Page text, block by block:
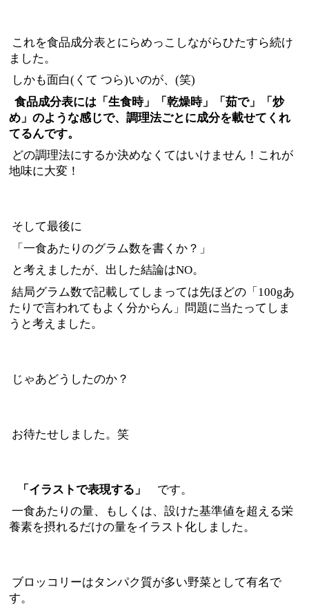
これを食品成分表とにらめっこしながらひたすら続け
ました。
しかも面白(くて つら)いのが、(笑)
食品成分表には「生食時」「乾燥時」「茹で」「炒
め」のような感じで、調理法ごとに成分を載せてくれ
てるんです。
どの調理法にするか決めなくてはいけません！これが
地味に大変！
そして最後に
「一食あたりのグラム数を書くか？」
と考えましたが、出した結論はNO。
結局グラム数で記載してしまっては先ほどの「100gあ
たりで言われてもよく分からん」問題に当たってしま
うと考えました。
じゃあどうしたのか？
お待たせしました。笑
「イラストで表現する」
です。
一食あたりの量、もしくは、設けた基準値を超える栄
養素を摂れるだけの量をイラスト化しました。
ブロッコリーはタンパク質が多い野菜として有名で
す。